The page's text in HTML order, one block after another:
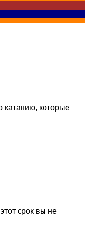
катанию, которые
срок вы не